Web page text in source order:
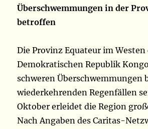
Überschwemmungen in der
betroffen
Die Provinz Equateur im Westen
Demokratischen Republik
schweren Überschwemmungen
wiederkehrenden Regenfällen
Oktober erleidet die Region
Nach Angaben des Caritas-